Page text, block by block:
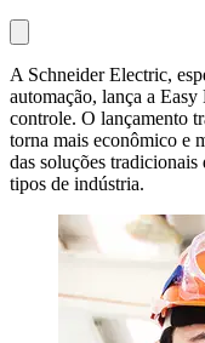
A Schneider Electric,
automação, lança a
controle. O lançamento
torna mais econômico e
das soluções tradicionais
tipos de indústria.